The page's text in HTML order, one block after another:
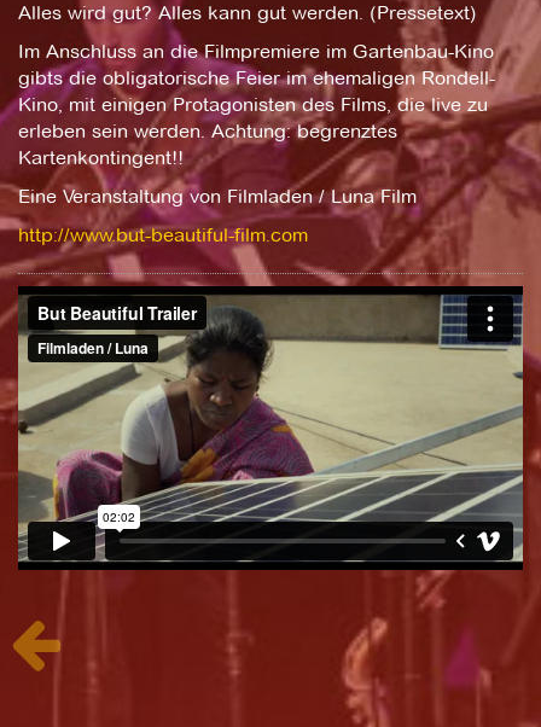
Alles wird gut? Alles kann gut werden. (Pressetext)
Im Anschluss an die Filmpremiere im Gartenbau-Kino
gibts die obligatorische Feier im ehemaligen Rondell-
Kino, mit einigen Protagonisten des Films, die live zu
erleben sein werden. Achtung: begrenztes
Kartenkontingent!!
Eine Veranstaltung von Filmladen / Luna Film
http://www.but-beautiful-film.com